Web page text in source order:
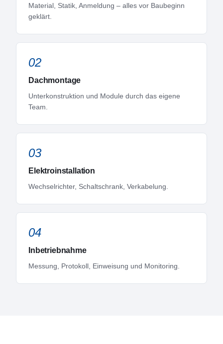
Material, Statik, Anmeldung – alles vor Baubeginn
geklärt.
02
Dachmontage
Unterkonstruktion und Module durch das eigene
Team.
03
Elektroinstallation
Wechselrichter, Schaltschrank, Verkabelung.
04
Inbetriebnahme
Messung, Protokoll, Einweisung und Monitoring.